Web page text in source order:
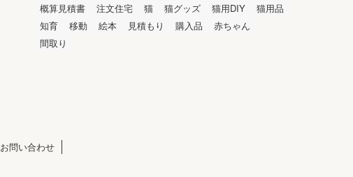
概算見積書
注文住宅 猫 猫グッズ 猫用DIY
猫用品
知育
移動 絵本 見積もり 購入品
赤ちゃん
間取り
お問い合わせ